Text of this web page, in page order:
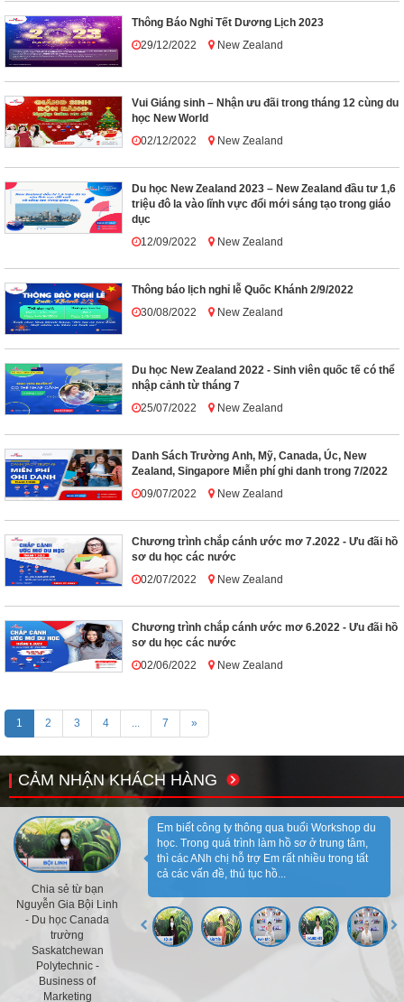
Thông Báo Nghỉ Tết Dương Lịch 2023
29/12/2022
New Zealand
Vui Giáng sinh – Nhận ưu đãi trong tháng 12 cùng du
học New World
02/12/2022
New Zealand
Du học New Zealand 2023 – New Zealand đầu tư 1,6
triệu đô la vào lĩnh vực đổi mới sáng tạo trong giáo
dục
12/09/2022
New Zealand
Thông báo lịch nghỉ lễ Quốc Khánh 2/9/2022
30/08/2022
New Zealand
Du học New Zealand 2022 - Sinh viên quốc tế có thể
nhập cảnh từ tháng 7
25/07/2022
New Zealand
Danh Sách Trường Anh, Mỹ, Canada, Úc, New
Zealand, Singapore Miễn phí ghi danh trong 7/2022
09/07/2022
New Zealand
Chương trình chắp cánh ước mơ 7.2022 - Ưu đãi hồ
sơ du học các nước
02/07/2022
New Zealand
Chương trình chắp cánh ước mơ 6.2022 - Ưu đãi hồ
sơ du học các nước
02/06/2022
New Zealand
1 2 3 4 ... 7 »
CẢM NHẬN KHÁCH HÀNG
Chia sẻ từ bạn
Nguyễn Gia Bội Linh
- Du học Canada
trường
Saskatchewan
Polytechnic -
Business of
Marketing
Em biết công ty thông qua buổi Workshop du
học. Trong quá trình làm hồ sơ ở trung tâm,
thì các ANh chị hỗ trợ Em rất nhiều trong tất
cả các vấn đề, thủ tục hồ...